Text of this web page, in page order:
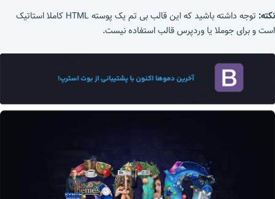
نکته:
توجه داشته باشید که این قالب بی تم یک پوسته HTML کاملا استاتیک
است و برای جوملا یا وردپرس قالب استفاده نیست.